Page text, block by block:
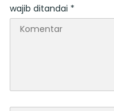
wajib ditandai *